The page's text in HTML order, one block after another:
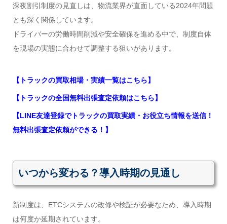
深夜割引制度の見直しは、物流業界が直面している2024年問題
とも深く関係しています。
ドライバーの労働時間削減や安全確保を進める中で、制度自体
を現場の実態に合わせて調整する狙いがあります。
【トラックの買取相場・実績一覧はこちら】
【トラックの全国無料出張査定依頼はこちら】
【LINE友達登録でトラックの買取実績・お役立ち情報を送信！
無料出張査定依頼ができる！】
いつから変わる？導入時期の見通し
新制度は、ETCシステムの改修や検証が必要なため、導入時期
は何度か延期されています。